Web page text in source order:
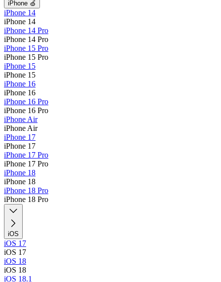
iPhone 🍏
iPhone 14
iPhone 14
iPhone 14 Pro
iPhone 14 Pro
iPhone 15 Pro
iPhone 15 Pro
iPhone 15
iPhone 15
iPhone 16
iPhone 16
iPhone 16 Pro
iPhone 16 Pro
iPhone Air
iPhone Air
iPhone 17
iPhone 17
iPhone 17 Pro
iPhone 17 Pro
iPhone 18
iPhone 18
iPhone 18 Pro
iPhone 18 Pro
iOS
iOS 17
iOS 17
iOS 18
iOS 18
iOS 18.1